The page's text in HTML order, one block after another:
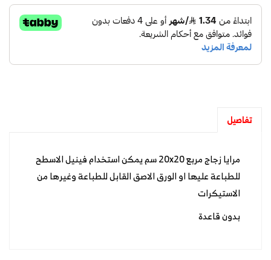
تفاصيل
مرايا زجاج مربع 20x20 سم يمكن استخدام فينيل الاسطح
للطباعة عليها او الورق الاصق القابل للطباعة وغيرها من
الاستيكرات
بدون قاعدة